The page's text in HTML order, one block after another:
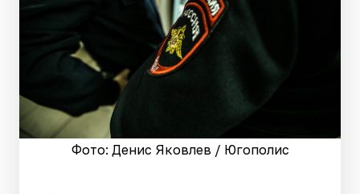
Фото: Денис Яковлев / Югополис